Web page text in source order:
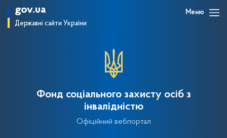
gov.ua
Державні сайти України
Меню
Фонд соціального захисту осіб з
інвалідністю
Офіційний вебпортал